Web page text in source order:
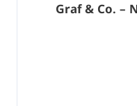
Graf & Co. –